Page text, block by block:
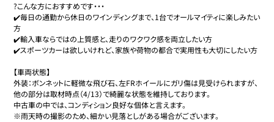
?こんな方におすすめです・・・
✔️毎日の通勤から休日のワインディングまで、1台でオールマイティに楽しみたい
方
✔️輸入車ならではの上質感と、走りのワクワク感を両立したい方
✔️スポーツカーは欲しいけれど、家族や荷物の都合で実用性も大切にしたい方
【車両状態】
外装：ボンネットに軽微な飛び石、左FRホイールにガリ傷は見受けられますが、
他の部分は取材時点（4/13）で綺麗な状態を維持しております。
中古車の中では、コンディション良好な個体と言えます。
※雨天時の撮影のため、細かい見落としがある場合がございます。